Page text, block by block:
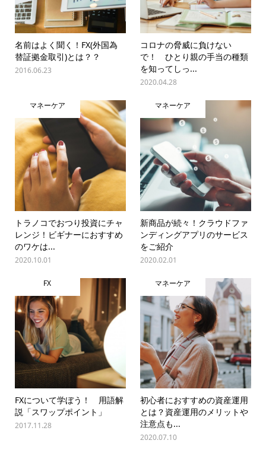
名前はよく聞く！FX(外国為
替証拠金取引)とは？？
2016.06.23
コロナの脅威に負けない
で！ ひとり親の手当の種類
を知ってしっ...
2020.04.28
マネーケア
トラノコでおつり投資にチャ
レンジ！ビギナーにおすすめ
のワケは...
2020.10.01
マネーケア
新商品が続々！クラウドファ
ンディングアプリのサービス
をご紹介
2020.02.01
FX
FXについて学ぼう！ 用語解
説「スワップポイント」
2017.11.28
マネーケア
初心者におすすめの資産運用
とは？資産運用のメリットや
注意点も...
2020.07.10